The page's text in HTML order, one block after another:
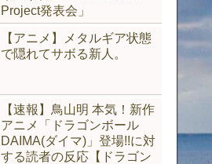
Project発表会」
【アニメ】メタルギア状態
で隠れてサボる新人。
【速報】鳥山明 本気！新作
アニメ「ドラゴンボール
DAIMA(ダイマ)」登場!!に対
する読者の反応【ドラゴン